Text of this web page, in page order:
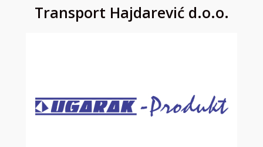
Transport Hajdarević d.o.o.